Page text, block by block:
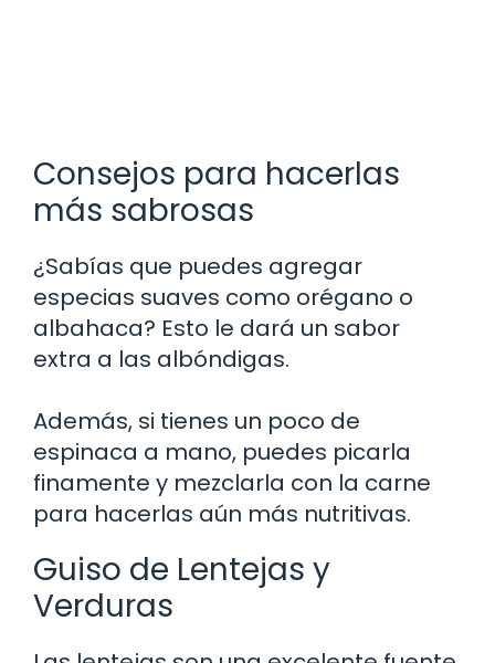
Consejos para hacerlas
más sabrosas
¿Sabías que puedes agregar
especias suaves como orégano o
albahaca? Esto le dará un sabor
extra a las albóndigas.
Además, si tienes un poco de
espinaca a mano, puedes picarla
finamente y mezclarla con la carne
para hacerlas aún más nutritivas.
Guiso de Lentejas y
Verduras